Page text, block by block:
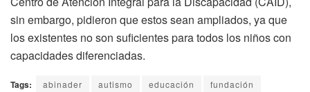
sin embargo, pidieron que estos sean ampliados, ya que
los existentes no son suficientes para todos los niños con
capacidades diferenciadas.
Tags: abinader autismo educación fundación